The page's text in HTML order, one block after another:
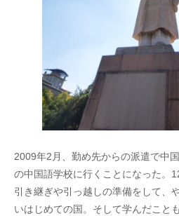
2009年2月、勤め先からの派遣で中
の中国語学校に行くことになった。
引き継ぎや引っ越しの準備をして、
いはじめての国。そして学んだこと